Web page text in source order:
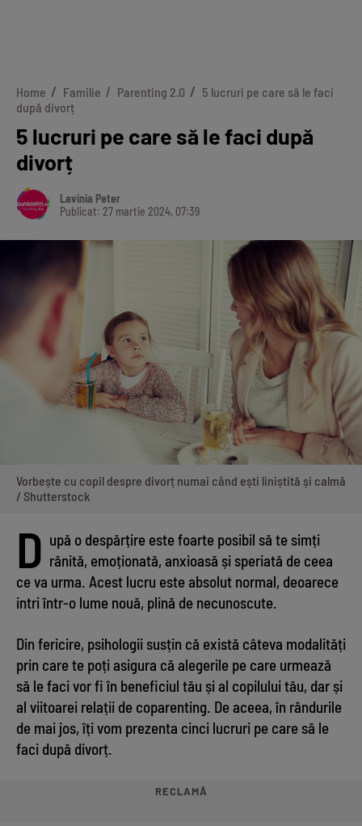
Home Familie Parenting 2.0
5 lucruri pe care să le faci
după divorț
5 lucruri pe care să le faci după
divorț
Lavinia Peter
Publicat: 27 martie 2024, 07:39
Vorbește cu copil despre divorț numai când ești liniștită și calmă
/ Shutterstock
D upă o despărțire este foarte posibil să te simți
rănită, emoționată, anxioasă și speriată de ceea
ce va urma. Acest lucru este absolut normal, deoarece
intri într-o lume nouă, plină de necunoscute.
Din fericire, psihologii susțin că există câteva modalități
prin care te poți asigura că alegerile pe care urmează
să le faci vor fi în beneficiul tău și al copilului tău, dar și
al viitoarei relații de coparenting. De aceea, în rândurile
de mai jos, îți vom prezenta cinci lucruri pe care să le
faci după divorț.
RECLAMĂ